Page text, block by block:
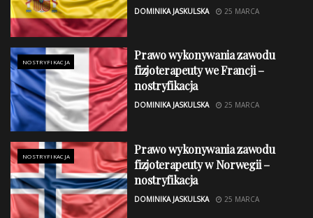
DOMINIKA JASKULSKA 25 MARCA
NOSTRYFIKACJA
Prawo wykonywania zawodu
fizjoterapeuty we Francji –
nostryfikacja
DOMINIKA JASKULSKA 25 MARCA
NOSTRYFIKACJA
Prawo wykonywania zawodu
fizjoterapeuty w Norwegii –
nostryfikacja
DOMINIKA JASKULSKA 25 MARCA